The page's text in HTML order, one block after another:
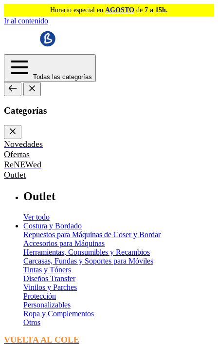
Horario especial en AGOSTO de 7 a 15h.
Ir al contenido
Todas las categorías
Categorías
Novedades
Ofertas
ReNEWed
Outlet
Outlet
Ver todo
Costura y Bordado
Repuestos para Máquinas de Coser y Bordar
Accesorios para Máquinas
Herramientas, Consumibles y Recambios
Carcasas, Fundas y Soportes para Móviles
Tintas y Tóners
Diseños Transfer
Vinilos y Parches
Protección
Personalizables
Ropa y Complementos
Otros
VUELTA AL COLE